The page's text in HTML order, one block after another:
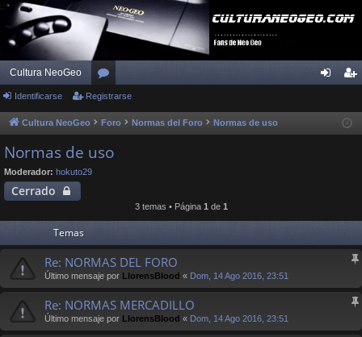
Cultura NeoGeo
or
os ist
Identificarse Registrarse
Cultura NeoGeo Foro Normas del Foro Normas de uso
Normas de uso
Moderador: hokuto29
Cerrado
3 temas • Página 1de 1
Temas
Re: NORMAS DEL FORO
Último mensaje por LlorensBlood « Dom, 14 Ago 2016, 23:51
Re: NORMAS MERCADILLO
Último mensaje por LlorensBlood « Dom, 14 Ago 2016, 23:51